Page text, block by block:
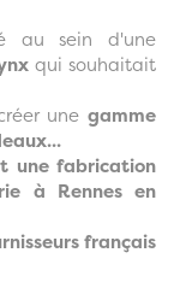
au sein d'une
qui souhaitait
une gamme
une fabrication
à Rennes en
français